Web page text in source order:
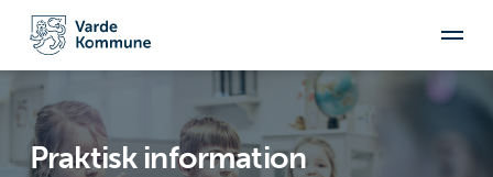
Praktisk information